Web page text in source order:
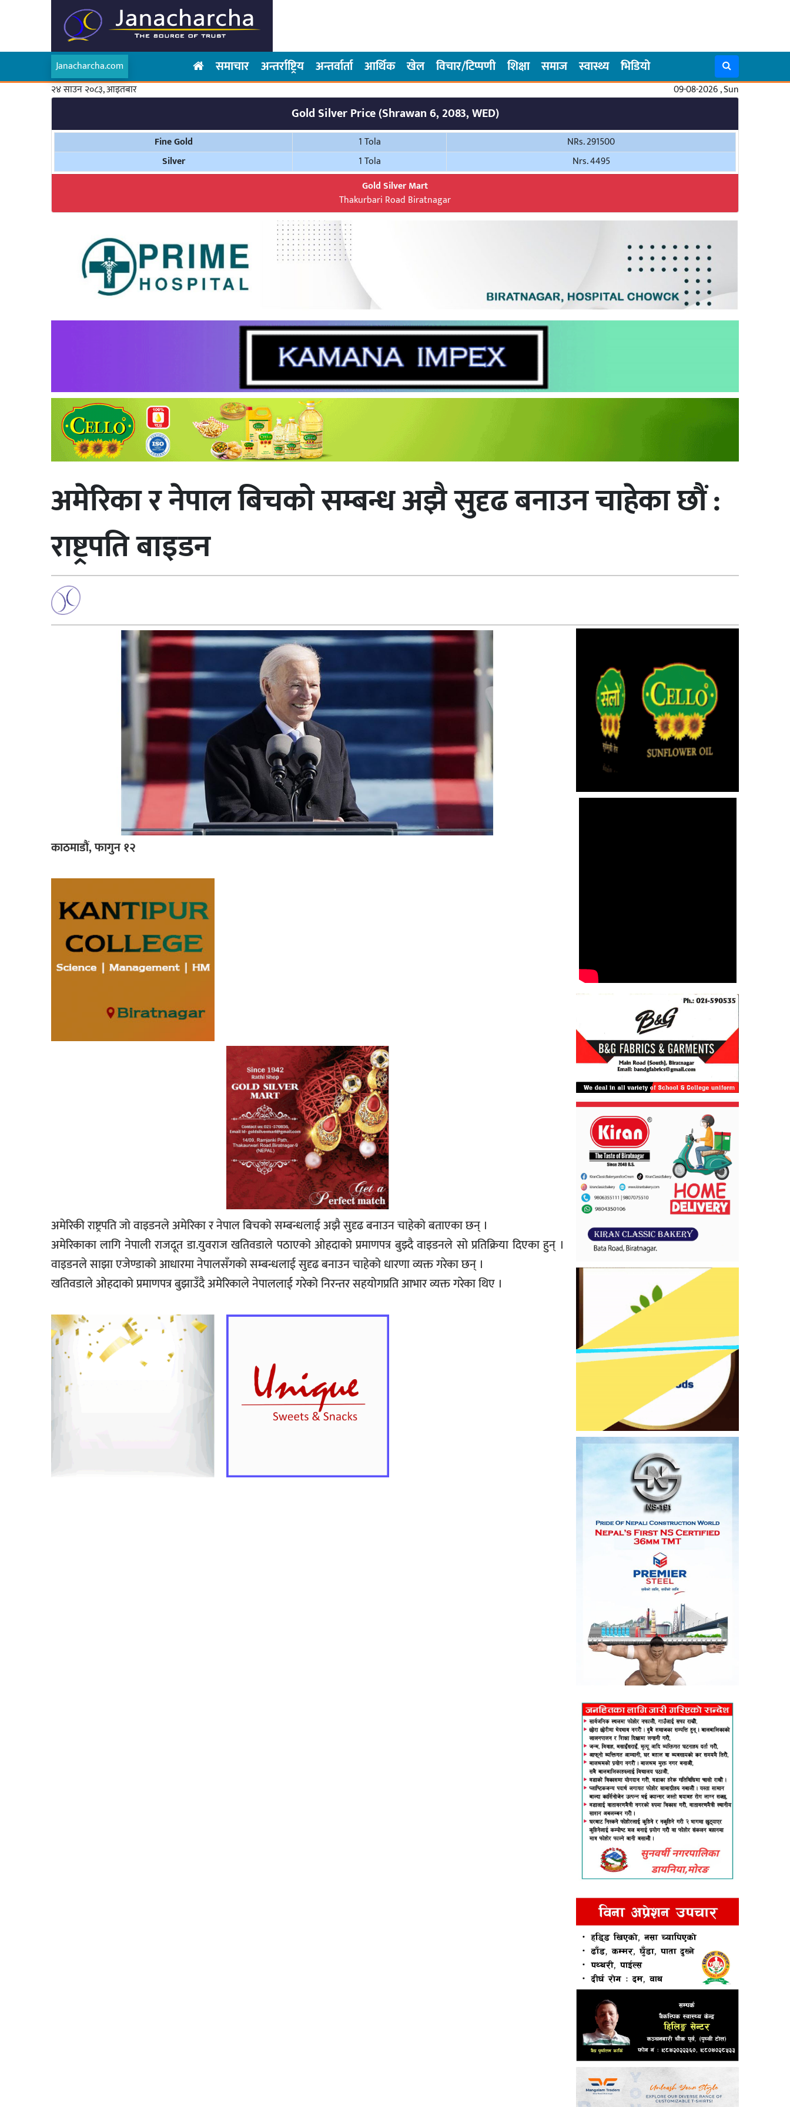
Janacharcha.com समाचार अन्तर्राष्ट्रिय अन्तर्वार्ता आर्थिक खेल विचार/टिप्पणी शिक्षा समाज स्वास्थ्य भिडियो
२४ साउन २०८३, आइतबार 09-08-2026 , Sun
Gold Silver Price (Shrawan 6, 2083, WED)
Fine Gold 1 Tola
NRs. 291500
Silver
1 Tola
Nrs. 4495
Gold Silver Mart
Thakurbari Road Biratnagar
अमेरिका र नेपाल बिचको सम्बन्ध अझै सुदृढ बनाउन चाहेका छौं :
राष्ट्रपति बाइडन
काठमाडौं, फागुन १२
अमेरिकी राष्ट्रपति जो वाइडनले अमेरिका र नेपाल बिचको सम्बन्धलाई अझै सुदृढ बनाउन चाहेको बताएका छन् ।
अमेरिकाका लागि नेपाली राजदूत डा.युवराज खतिवडाले पठाएको ओहदाको प्रमाणपत्र बुझ्दै वाइडनले सो प्रतिक्रिया दिएका हुन् ।
वाइडनले साझा एजेण्डाको आधारमा नेपालसँगको सम्बन्धलाई सुदृढ बनाउन चाहेको धारणा व्यक्त गरेका छन् ।
खतिवडाले ओहदाको प्रमाणपत्र बुझाउँदै अमेरिकाले नेपाललाई गरेको निरन्तर सहयोगप्रति आभार व्यक्त गरेका थिए ।